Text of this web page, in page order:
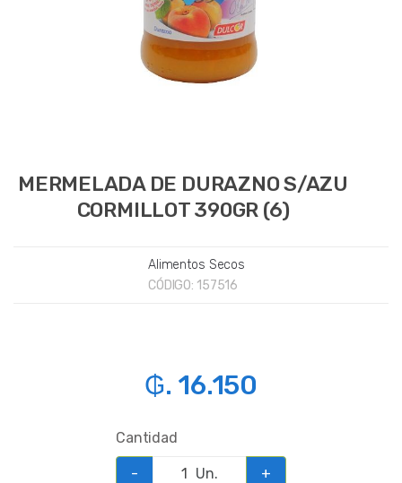
MERMELADA DE DURAZNO S/AZU
CORMILLOT 390GR (6)
Alimentos Secos
CÓDIGO: 157516
₲. 16.150
Cantidad
- Un. +